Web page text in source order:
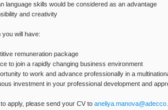
language skills would be considered as an advantage
and creativity
you will have:
remuneration package
to join a rapidly changing business environment
to work and advance professionally in a
investment in your professional development and
to apply, please send your CV to